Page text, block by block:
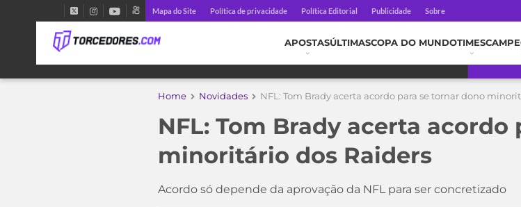
Mapa do Site Política de privacidade Política Editorial Publicidade Sobre
APOSTASÚLTIMASCOPA DO MUNDOTIMES
Home Novidades NFL: Tom Brady acerta acordo para se tornar dono
NFL: Tom Brady acerta
minoritário dos Raiders
Acordo só depende da aprovação da NFL para ser concretizado